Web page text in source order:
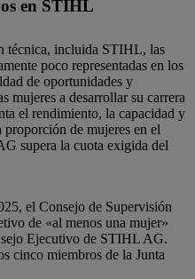
en STIHL
técnica, incluida STIHL, las
poco representadas en los
de oportunidades y
mujeres a desarrollar su carrera
el rendimiento, la capacidad y
de mujeres en el
supera la cuota exigida del
el Consejo de Supervisión
de «al menos una mujer»
Ejecutivo de STIHL AG.
cinco miembros de la Junta